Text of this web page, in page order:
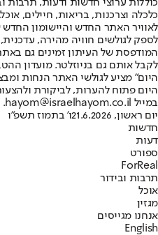
כוללות ערוצי חדשות ודעות, תרבות
לאוויר האתר החדש והיישומון
לספק לגולשים חוויה מהירה,
המודפסת של העיתון זמינים גם
לקבל אותם גם בניוזלטר. מועדון
היום" מציע לגולשי האתר הנחות
היום פתוח להערות, לביקורת
במייל hayom@israelhayom.co.il.
יום ראשון, 21.6.2026
ו' בתמוז תשפ"ו
חדשות
דעות
ספורט
ForReal
תרבות ובידור
אוכל
מגזין
אנחנו מגייסים
English